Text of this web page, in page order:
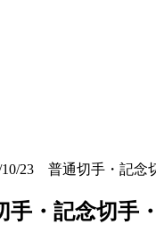
10/23 普通切手・記念
手・記念切手